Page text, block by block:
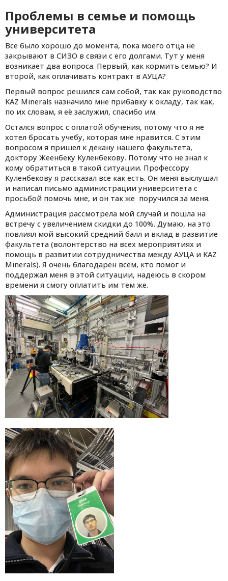
Проблемы в семье и помощь
университета
Все было хорошо до момента, пока моего отца не
закрывают в СИЗО в связи с его долгами. Тут у меня
возникает два вопроса. Первый, как кормить семью? И
второй, как оплачивать контракт в АУЦА?
Первый вопрос решился сам собой, так как руководство
KAZ Minerals назначило мне прибавку к окладу, так как,
по их словам, я её заслужил, спасибо им.
Остался вопрос с оплатой обучения, потому что я не
хотел бросать учебу, которая мне нравится. С этим
вопросом я пришел к декану нашего факультета,
доктору Жеенбеку Куленбекову. Потому что не знал к
кому обратиться в такой ситуации. Профессору
Куленбекову я рассказал все как есть. Он меня выслушал
и написал письмо администрации университета с
просьбой помочь мне, и он так же поручился за меня.
Администрация рассмотрела мой случай и пошла на
встречу с увеличением скидки до 100%. Думаю, на это
повлиял мой высокий средний балл и вклад в развитие
факультета (волонтерство на всех мероприятиях и
помощь в развитии сотрудничества между АУЦА и KAZ
Minerals). Я очень благодарен всем, кто помог и
поддержал меня в этой ситуации, надеюсь в скором
времени я смогу оплатить им тем же.